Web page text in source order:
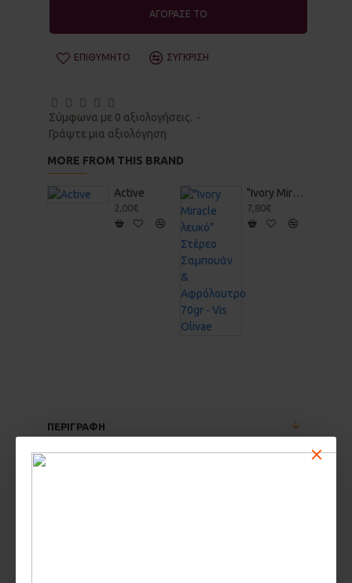
Σύμφωνα με 0 αξιολογήσεις. -
Γράψτε μια αξιολόγηση
ΑΓΟΡΑΣΕ ΤΟ
ΕΠΙΘΥΜΗΤΌ ΣΎΓΚΡΙΣΗ
MORE FROM THIS BRAND
Active
2,00€
"Ivory Miracle λευκό" Στέρεο Σαμπουάν & Αφρόλουτρο 70gr - Vis Olivae
7,80€
ΠΕΡΙΓΡΑΦΗ
Υπέροχη σάλτσα βασιλικό, χωρίς καμία προσθήκη